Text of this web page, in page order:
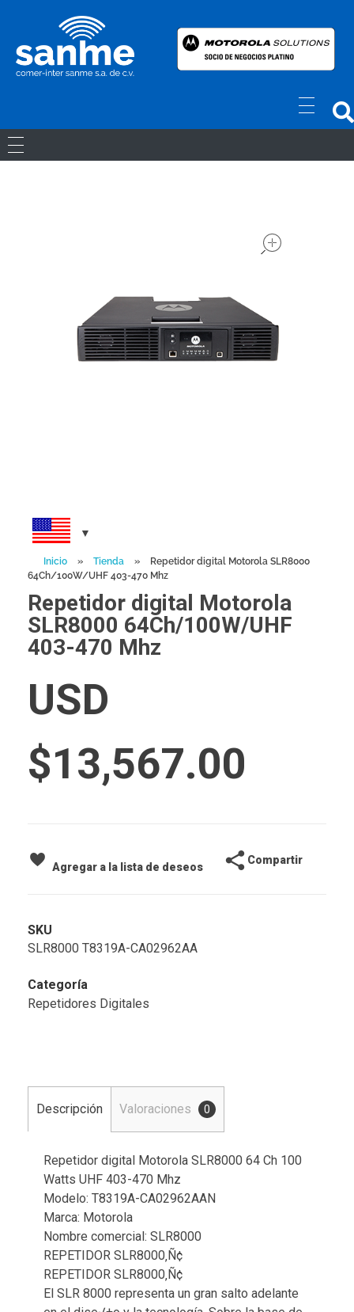
Portatiles Digital
ACCESORIOS
WAVE PTX
Inicio » Tienda »
Repetidor digital Motorola SLR8000
64Ch/100W/UHF 403-470 Mhz
Repetidor digital Motorola
SLR8000 64Ch/100W/UHF
403-470 Mhz
USD
$13,567.00
Agregar a la lista de deseos
Compartir
SKU
SLR8000 T8319A-CA02962AA
Categoría
Repetidores Digitales
Descripción Valoraciones 0
Repetidor digital Motorola SLR8000 64 Ch 100
Watts UHF 403-470 Mhz
Modelo: T8319A-CA02962AAN
Marca: Motorola
Nombre comercial: SLR8000
REPETIDOR SLR8000‚Ñ¢
REPETIDOR SLR8000‚Ñ¢
El SLR 8000 representa un gran salto adelante